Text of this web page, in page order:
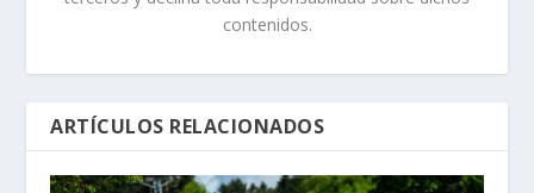
contenidos.
ARTÍCULOS RELACIONADOS